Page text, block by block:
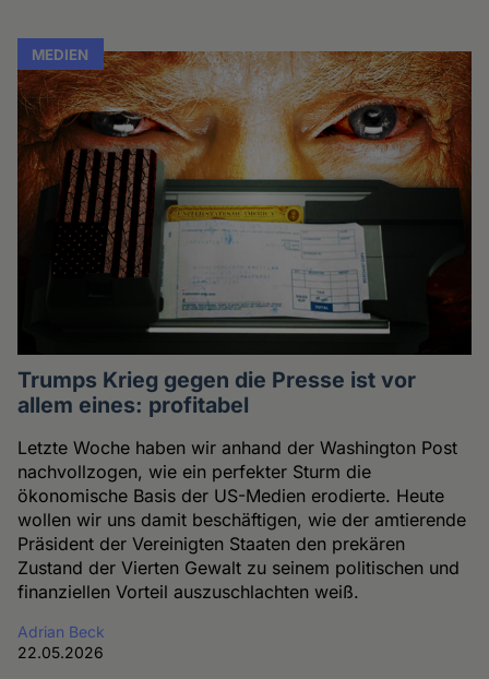
MEDIEN
Trumps Krieg gegen die Presse ist vor
allem eines: profitabel
Letzte Woche haben wir anhand der Washington Post
nachvollzogen, wie ein perfekter Sturm die
ökonomische Basis der US-Medien erodierte. Heute
wollen wir uns damit beschäftigen, wie der amtierende
Präsident der Vereinigten Staaten den prekären
Zustand der Vierten Gewalt zu seinem politischen und
finanziellen Vorteil auszuschlachten weiß.
Adrian Beck
22.05.2026